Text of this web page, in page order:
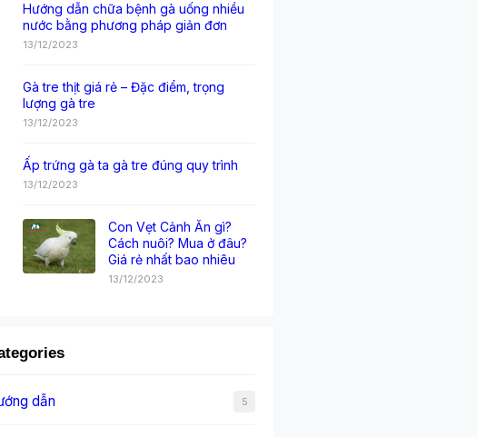
Hướng dẫn chữa bệnh gà uống nhiều
nước bằng phương pháp giản đơn
13/12/2023
Gà tre thịt giá rẻ – Đặc điểm, trọng
lượng gà tre
13/12/2023
Ấp trứng gà ta gà tre đúng quy trình
13/12/2023
Con Vẹt Cảnh Ăn gì?
Cách nuôi? Mua ở đâu?
Giá rẻ nhất bao nhiêu
13/12/2023
dẫn 5